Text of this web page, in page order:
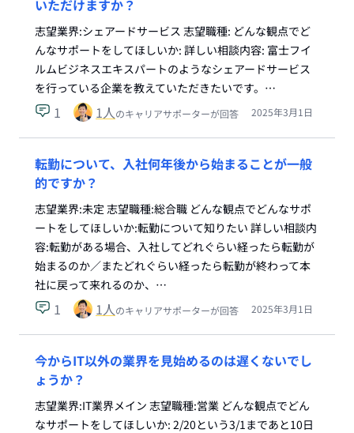
いただけますか？
志望業界:シェアードサービス 志望職種: どんな観点でど
んなサポートをしてほしいか: 詳しい相談内容: 富士フイ
ルムビジネスエキスパートのようなシェアードサービス
を行っている企業を教えていただきたいです。…
1 1人のキャリアサポーターが回答 2025年3月1日
転勤について、入社何年後から始まることが一般
的ですか？
志望業界:未定 志望職種:総合職 どんな観点でどんなサポ
ートをしてほしいか:転勤について知りたい 詳しい相談内
容:転勤がある場合、入社してどれぐらい経ったら転勤が
始まるのか／またどれぐらい経ったら転勤が終わって本
社に戻って来れるのか、…
1 1人のキャリアサポーターが回答 2025年3月1日
今からIT以外の業界を見始めるのは遅くないでし
ょうか？
志望業界:IT業界メイン 志望職種:営業 どんな観点でどん
なサポートをしてほしいか: 2/20という3/1まであと10日